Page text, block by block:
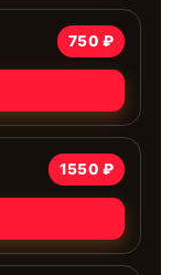
750 ₽
1550 ₽